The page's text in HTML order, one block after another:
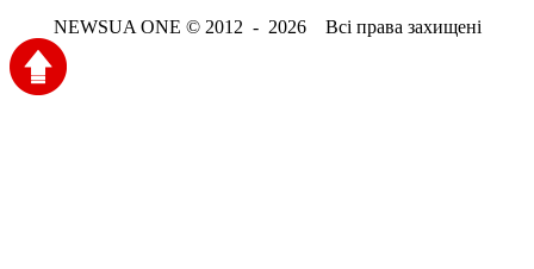
NEWSUA ONE © 2012 - 2026 Всі права захищені